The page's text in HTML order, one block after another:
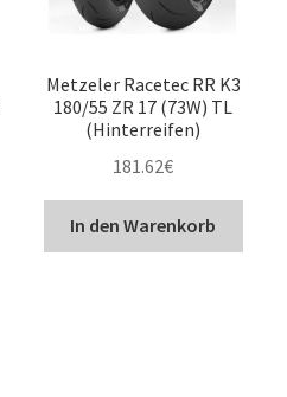
Metzeler Racetec RR K3
180/55 ZR 17 (73W) TL
(Hinterreifen)
181.62€
In den Warenkorb